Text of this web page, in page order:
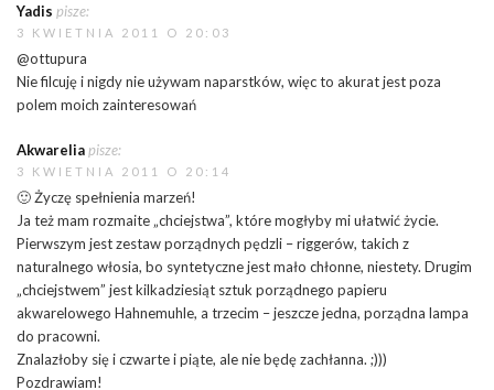
Yadis pisze:
3 KWIETNIA 2011 O 20:03
@ottupura
Nie filcuję i nigdy nie używam naparstków, więc to akurat jest poza
polem moich zainteresowań
Akwareliapisze:
3 KWIETNIA 2011 O 20:14
🙂 Życzę spełnienia marzeń!
Ja też mam rozmaite „chciejstwa”, które mogłyby mi ułatwić życie.
Pierwszym jest zestaw porządnych pędzli – riggerów, takich z
naturalnego włosia, bo syntetyczne jest mało chłonne, niestety. Drugim
„chciejstwem” jest kilkadziesiąt sztuk porządnego papieru
akwarelowego Hahnemuhle, a trzecim – jeszcze jedna, porządna lampa
do pracowni.
Znalazłoby się i czwarte i piąte, ale nie będę zachłanna. ;)))
Pozdrawiam!